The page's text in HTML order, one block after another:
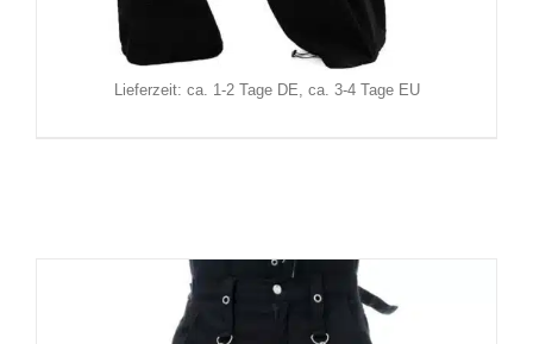
Inkl. MwSt.
Versand
Lieferzeit: ca. 1-2 Tage DE, ca. 3-4 Tage EU